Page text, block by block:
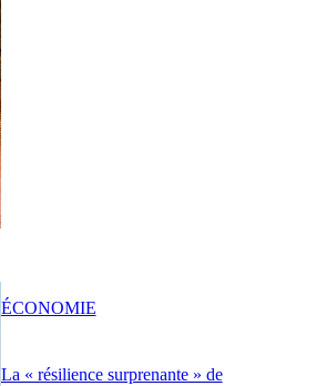
La « résilience surprenante » de
ÉCONOMIE